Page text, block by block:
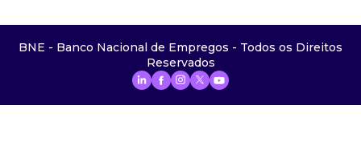
BNE - Banco Nacional de Empregos - Todos os Direitos
Reservados